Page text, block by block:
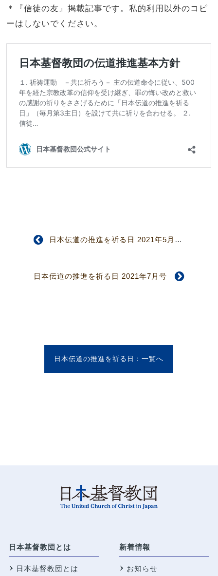
＊『信徒の友』掲載記事です。私的利用以外のコピ
ーはしないでください。
日本伝道の推進を祈る日 2021年5月号
日本伝道の推進を祈る日 2021年7月号
日本伝道の推進を祈る日
日本基督教団とは
日本基督教団とは
新着情報
お知らせ